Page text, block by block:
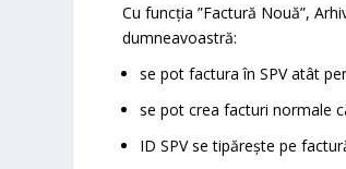
Cu funcția ”Factură Nouă”,
dumneavoastră:
se pot factura în SPV atât
se pot crea facturi normale
ID SPV se tipărește pe